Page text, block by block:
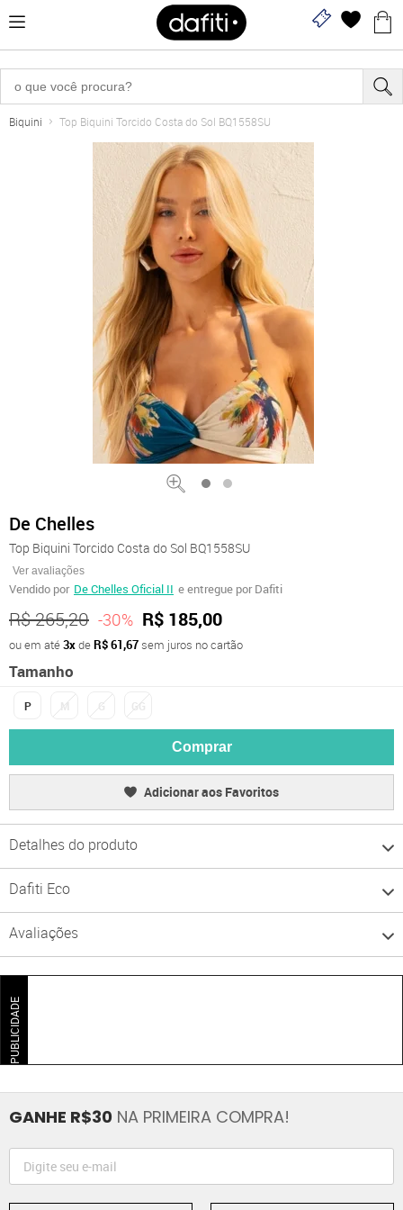
Biquini Top Biquini Torcido Costa do Sol BQ1558SU
De Chelles
Top Biquini Torcido Costa do Sol BQ1558SU
Ver avaliações
Vendido por De Chelles Oficial II e entregue por Dafiti
R$ 265,20 -30% R$ 185,00
ou em até3xdeR$ 61,67sem juros no cartão
Tamanho
P
Comprar
Adicionar aos Favoritos
Detalhes do produto
Dafiti Eco
Avaliações
PUBLICIDADE
GANHE R$30 NA PRIMEIRA COMPRA!